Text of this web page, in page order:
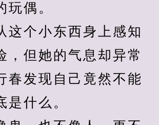
玩偶。
个小东西身上感知
，但她的气息却异常
春发现自己竟然不能
是什么。